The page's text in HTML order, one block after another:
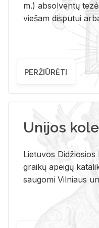
m.) absolventų
viešam disputui
PERŽIŪRĖTI
Unijos
Lietuvos
graikų apeigų
saugomi Vilniaus